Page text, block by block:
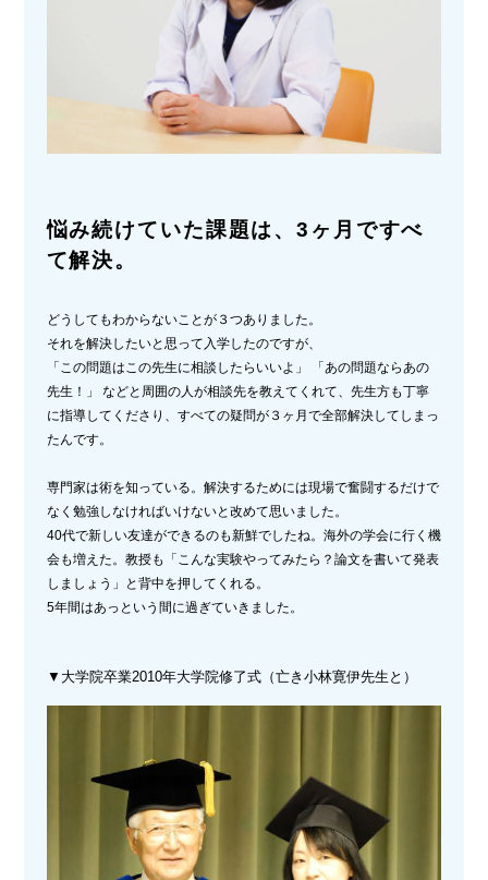
悩み続けていた課題は、3ヶ月ですべ
て解決。
どうしてもわからないことが３つありました。
それを解決したいと思って入学したのですが、
「この問題はこの先生に相談したらいいよ」 「あの問題ならあの
先生！」 などと周囲の人が相談先を教えてくれて、先生方も丁寧
に指導してくださり、すべての疑問が３ヶ月で全部解決してしまっ
たんです。
専門家は術を知っている。解決するためには現場で奮闘するだけで
なく勉強しなければいけないと改めて思いました。
40代で新しい友達ができるのも新鮮でしたね。海外の学会に行く機
会も増えた。教授も「こんな実験やってみたら？論文を書いて発表
しましょう」と背中を押してくれる。
5年間はあっという間に過ぎていきました。
▼大学院卒業2010年大学院修了式（亡き小林寛伊先生と）